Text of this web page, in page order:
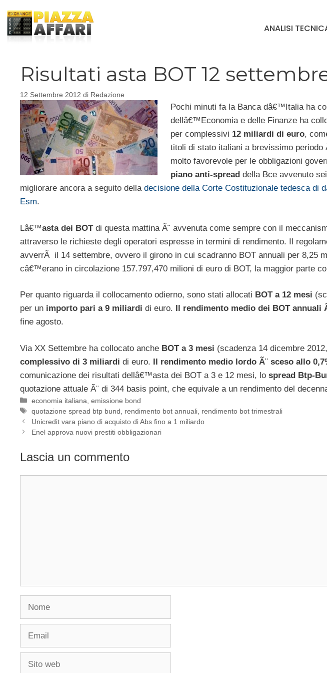
contenuto
ANALISI
Risultati asta BOT 12
12 Settembre 2012 di Redazione
Pochi minuti fa la Banca dâ€™Italia ha
dellâ€™Economia e delle Finanze ha
per complessivi 12 miliardi di euro,
titoli di stato italiani a brevissimo periodo
molto favorevole per le obbligazioni
piano anti-spread della Bce avvenuto
migliorare ancora a seguito della decisione della Corte Costituzionale tedesca di
Esm.
Lâ€™asta dei BOTdi questa mattina Ã¨ avvenuta come sempre con il
attraverso le richieste degli operatori espresse in termini di rendimento. Il
avverrÃ il 14 settembre, ovvero il girono in cui scadranno BOT annuali per 8,25
câ€™erano in circolazione 157.797,470 milioni di euro di BOT, la maggior parte
Per quanto riguarda il collocamento odierno, sono stati allocati BOT a 12 mesi
per un importo pari a 9 miliardi di euro. Il rendimento medio dei BOT annuali
fine agosto.
Via XX Settembre ha collocato anche BOT a 3 mesi (scadenza 14 dicembre
complessivo di 3 miliardi di euro. Il rendimento medio lordo Ã¨ sceso allo
comunicazione dei risultati dellâ€™asta dei BOT a 3 e 12 mesi, lo spread Btp-
quotazione attuale Ã¨ di 344 basis point, che equivale a un rendimento del
Categorie
economia italiana ,emissione bond
Tag
quotazione spread btp bund rendimento bot annuali rendimento bot trimestrali
Unicredit vara piano di acquisto di Abs fino a 1 miliardo
Enel approva nuovi prestiti obbligazionari
Lascia un commento
Nome
Email
Sito